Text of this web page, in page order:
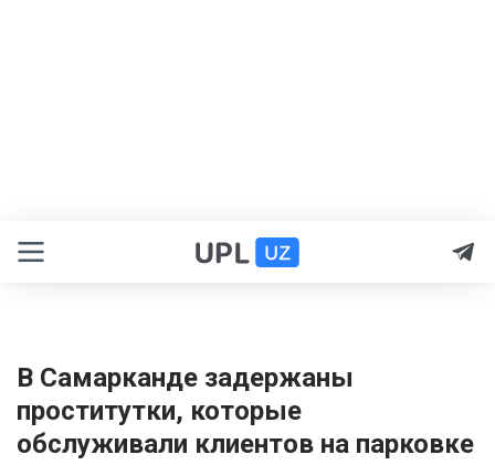
В Самарканде задержаны
проститутки, которые
обслуживали клиентов на парковке